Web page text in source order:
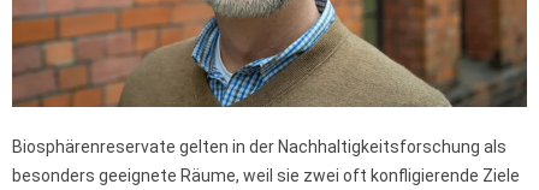
Biosphärenreservate gelten in der Nachhaltigkeitsforschung als
besonders geeignete Räume, weil sie zwei oft konfligierende Ziele